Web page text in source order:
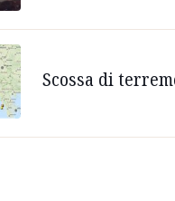
Scossa di